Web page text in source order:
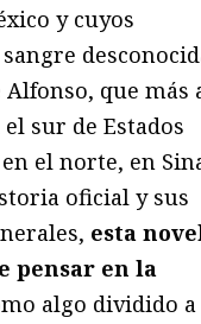
y cuyos
que más
sur de Estados
el norte, en
oficial y sus
esta
pensar en la
algo dividido a